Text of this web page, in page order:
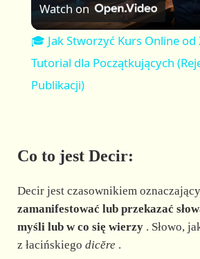
e
l
a
i
d
Watch on
🎓 Jak Stworzyć Kurs Online
Tutorial dla Początkujących
Publikacji)
Co to jest Decir:
Decir jest czasownikiem
zamanifestować lub przekazać
myśli lub w co się wierzy. Słowo,
z łacińskiego dicĕre .